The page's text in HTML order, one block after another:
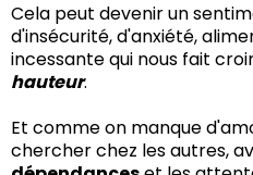
Cela peut devenir un
d'insécurité, d'anxiété,
incessante qui nous fait
hauteur.
Et comme on manque
chercher chez les autres,